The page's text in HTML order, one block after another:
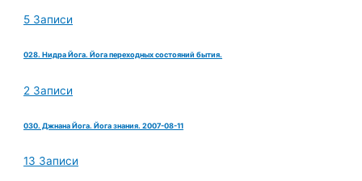
5 Записи
028. Нидра Йога. Йога переходных состояний бытия.
2 Записи
030. Джнана Йога. Йога знания. 2007-08-11
13 Записи